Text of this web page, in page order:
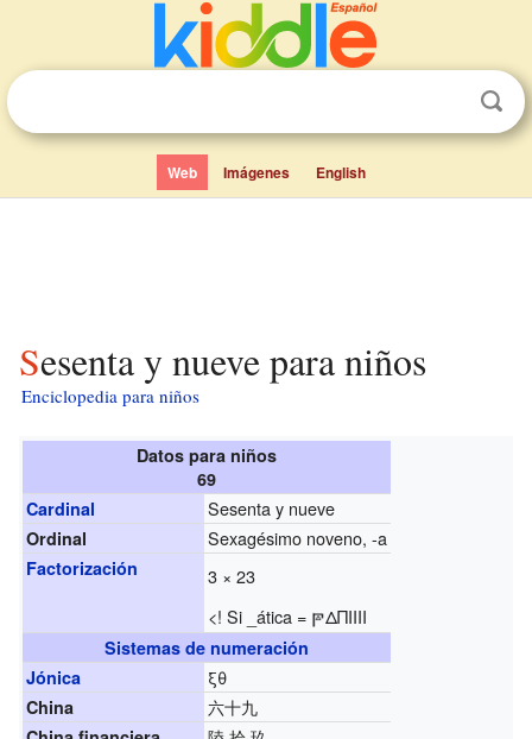
Web Imágenes English
Sesenta y nueve para niños
Enciclopedia para niños
Datos para niños
69
Cardinal
Sesenta y nueve
Ordinal Sexagésimo noveno, -a
Factorización
3 × 23
<! Si _ática =
ΔΠΙΙΙΙ
Sistemas de numeración
Jónica
ξθ
China 六十九